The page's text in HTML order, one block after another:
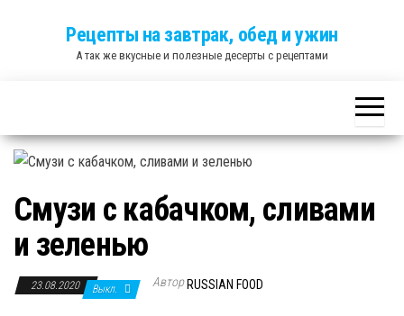
Рецепты на завтрак, обед и ужин
А так же вкусные и полезные десерты с рецептами
Смузи с кабачком, сливами
и зеленью
23.08.2020 Выкл. Автор RUSSIAN FOOD